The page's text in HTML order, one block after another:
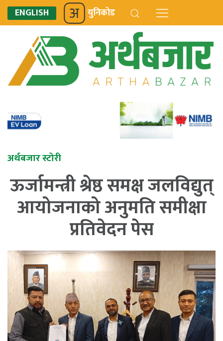
ENGLISH युनिकोड
अर्थबजार स्टोरी
ऊर्जामन्त्री श्रेष्ठ समक्ष जलविद्युत्
आयोजनाको अनुमति समीक्षा
प्रतिवेदन पेस